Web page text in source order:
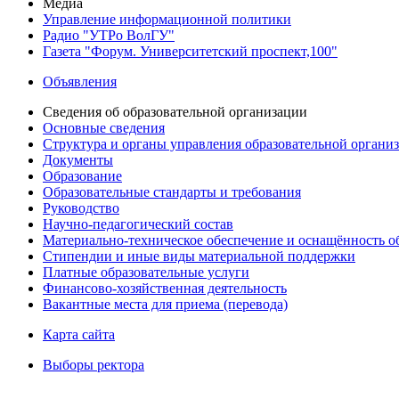
Медиа
Управление информационной политики
Радио "УТРо ВолГУ"
Газета "Форум. Университетский проспект,100"
Объявления
Сведения об образовательной организации
Основные сведения
Структура и органы управления образовательной
Документы
Образование
Образовательные стандарты и требования
Руководство
Научно-педагогический состав
Материально-техническое обеспечение и оснащённость
Стипендии и иные виды материальной поддержки
Платные образовательные услуги
Финансово-хозяйственная деятельность
Вакантные места для приема (перевода)
Карта сайта
Выборы ректора